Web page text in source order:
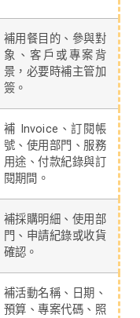
補用餐目的、參與對
象、客戶或專案背
景，必要時補主管加
簽。
補 Invoice、訂閱帳
號、使用部門、服務
用途、付款紀錄與訂
閱期間。
補採購明細、使用部
門、申請紀錄或收貨
確認。
補活動名稱、日期、
預算、專案代碼、照